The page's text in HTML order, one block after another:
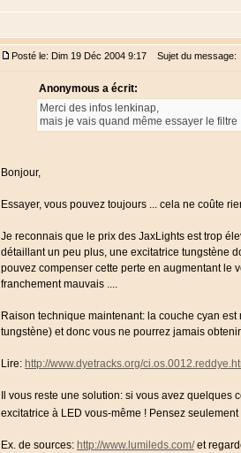
Posté le: Dim 19 Déc 2004 9:17 Sujet du message:
Anonymous a écrit:
Merci des infos lenkinap,
mais je vais quand même essayer le
Bonjour,
Essayer, vous pouvez toujours ... cela ne coûte
Je reconnais que le prix des JaxLights est trop
détaillant un peu plus, une excitatrice tungstène
pouvez compenser cette perte en augmentant le
franchement mauvais ....
Raison technique maintenant: la couche cyan
tungstène) et donc vous ne pourrez jamais
Lire: http://www.dyetracks.org/
Il vous reste une solution: si vous avez
excitatrice à LED vous-même ! Pensez
Ex. de sources: http://www.lumileds.com/et